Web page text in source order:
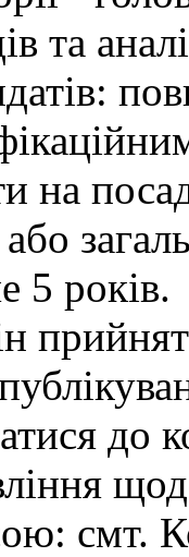
та
на
або
5 років.
до
смт.